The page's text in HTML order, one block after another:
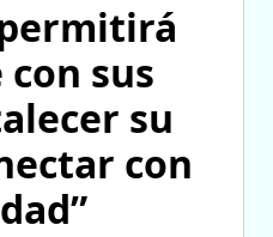
sus
su
con